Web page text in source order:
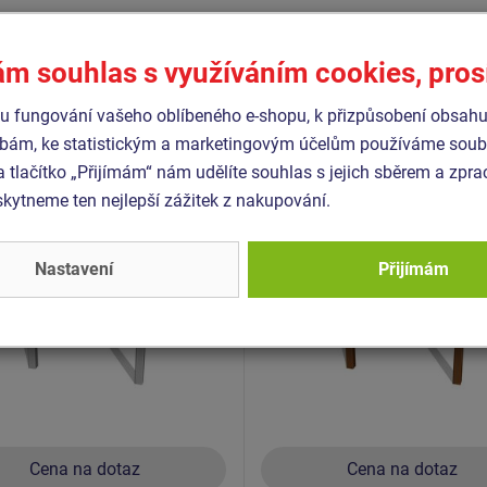
6107K-10
panel - Závody F1 -
Cena na dotaz
Produkt - EDP-6104K-10
Edukační panel - Posuvné
bludiště - celokovový
Cena na dotaz
souhlas s využíváním cookies,
fungování vašeho oblíbeného e-shopu, k přizpůsobení
ke statistickým a marketingovým účelům používáme
tlačítko „Přijímám“ nám udělíte souhlas s jejich sběrem a
ten nejlepší zážitek z nakupování.
Nastavení Přijímám